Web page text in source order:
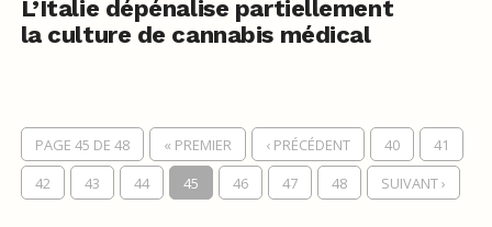
L’Italie dépénalise partiellement
la culture de cannabis médical
PAGE 45 DE 48 « PREMIER ‹ PRÉCÉDENT 40
41
42
43 44 45 46 47 48 SUIVANT ›